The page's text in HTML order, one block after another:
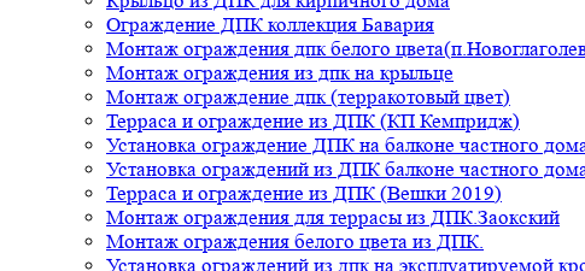
Ограждение ДПК коллекция Бавария
Монтаж ограждения дпк белого
Монтаж ограждения из дпк на крыльце
Монтаж ограждение дпк (терракотовый цвет)
Терраса и ограждение из ДПК (КП Кемпридж)
Установка ограждение ДПК на балконе частного
Установка ограждений из ДПК балконе частного
Терраса и ограждение из ДПК (Вешки 2019)
Монтаж ограждения для террасы из ДПК.Заокский
Монтаж ограждения белого цвета из ДПК.
Установка ограждений из дпк на эксплуатируемой